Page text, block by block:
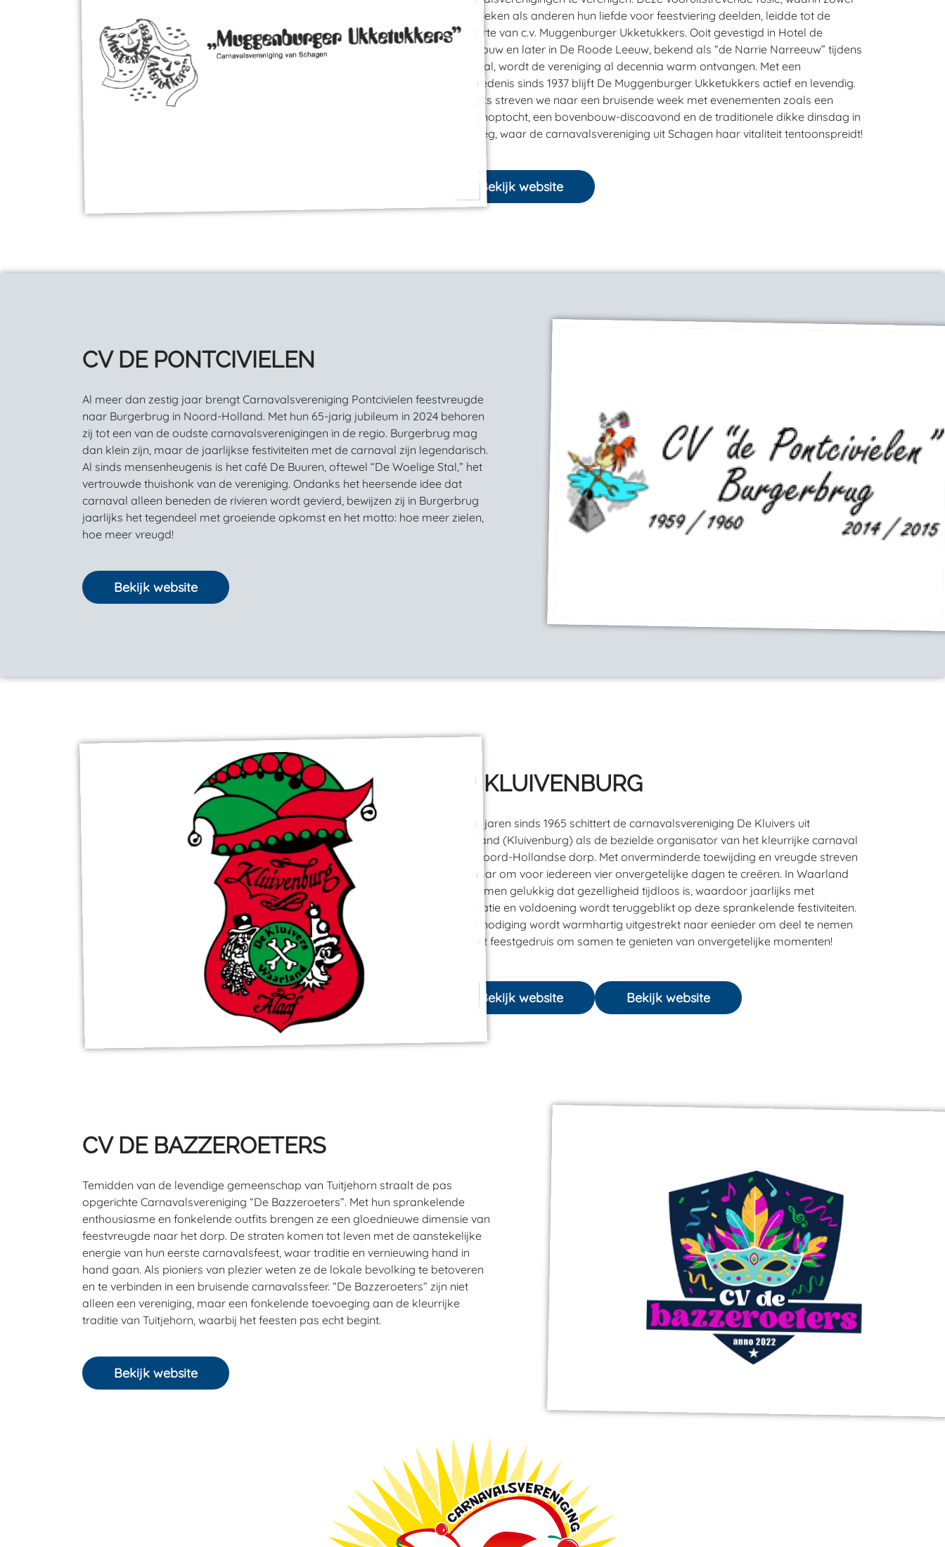
Katholieken als anderen hun liefde voor feestviering deelden, leidde tot de
geboorte van c.v. Muggenburger Ukketukkers. Ooit gevestigd in Hotel de
Landbouw en later in De Roode Leeuw, bekend als “de Narrie Narreeuw” tijdens
carnaval, wordt de vereniging al decennia warm ontvangen. Met een
geschiedenis sinds 1937 blijft De Muggenburger Ukketukkers actief en levendig.
Jaarlijks streven we naar een bruisende week met evenementen zoals een
scholenoptocht, een bovenbouw-discoavond en de traditionele dikke dinsdag in
de kroeg, waar de carnavalsvereniging uit Schagen haar vitaliteit tentoonspreidt!
Bekijk website
CV DE PONTCIVIELEN
Al meer dan zestig jaar brengt Carnavalsvereniging Pontcivielen feestvreugde
naar Burgerbrug in Noord-Holland. Met hun 65-jarig jubileum in 2024 behoren
zij tot een van de oudste carnavalsverenigingen in de regio. Burgerbrug mag
dan klein zijn, maar de jaarlijkse festiviteiten met de carnaval zijn legendarisch.
Al sinds mensenheugenis is het café De Buuren, oftewel “De Woelige Stal,” het
vertrouwde thuishonk van de vereniging. Ondanks het heersende idee dat
carnaval alleen beneden de rivieren wordt gevierd, bewijzen zij in Burgerbrug
jaarlijks het tegendeel met groeiende opkomst en het motto: hoe meer zielen,
hoe meer vreugd!
Bekijk website
CV KLUIVENBURG
Al vele jaren sinds 1965 schittert de carnavalsvereniging De Kluivers uit
Waarland (Kluivenburg) als de bezielde organisator van het kleurrijke carnaval
in dit Noord-Hollandse dorp. Met onverminderde toewijding en vreugde streven
zij ernaar om voor iedereen vier onvergetelijke dagen te creëren. In Waarland
beseft men gelukkig dat gezelligheid tijdloos is, waardoor jaarlijks met
anticipatie en voldoening wordt teruggeblikt op deze sprankelende festiviteiten.
Een uitnodiging wordt warmhartig uitgestrekt naar eenieder om deel te nemen
aan het feestgedruis om samen te genieten van onvergetelijke momenten!
Bekijk website Bekijk website
CV DE BAZZEROETERS
Temidden van de levendige gemeenschap van Tuitjehorn straalt de pas
opgerichte Carnavalsvereniging “De Bazzeroeters”. Met hun sprankelende
enthousiasme en fonkelende outfits brengen ze een gloednieuwe dimensie van
feestvreugde naar het dorp. De straten komen tot leven met de aanstekelijke
energie van hun eerste carnavalsfeest, waar traditie en vernieuwing hand in
hand gaan. Als pioniers van plezier weten ze de lokale bevolking te betoveren
en te verbinden in een bruisende carnavalssfeer. “De Bazzeroeters” zijn niet
alleen een vereniging, maar een fonkelende toevoeging aan de kleurrijke
traditie van Tuitjehorn, waarbij het feesten pas echt begint.
Bekijk website